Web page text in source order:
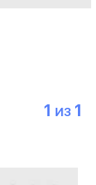
1 ИЗ 1